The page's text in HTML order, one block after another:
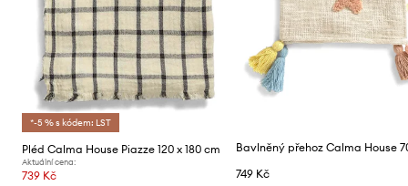
*-5 % s kódem: LST
Pléd Calma House Piazze 120 x 180 cm
Aktuální cena:
739 Kč 749 Kč